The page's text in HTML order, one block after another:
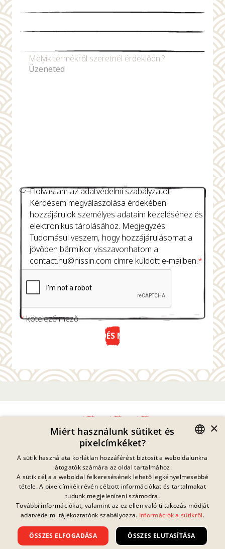
Melyik termékről szeretnél érdeklődni?
Elolvastam az adatvédelmi szabályzatot.
Kérdésem megválaszolása érdekében
hozzájárulok személyes adataim kezeléséhez és
elektronikus tárolásához. Megjegyzés:
Tudomásul veszem, hogy hozzájárulásomat a
jövőben bármikor visszavonhatom a
contact.hu@nissin.com címre küldött e-mailben.*
*kötelező mező
KÜLDÉS MOST
Adatvédelmi Nyilatkozat
Impresszum
Jogi Információk
Kapcsolat
Sütik
GYIK
Letöltések
Visszaélés Bejelentés
Jelenleg nincs
folyamatban lévő
nyereményjáték.
Általános Szerződési Feltételek
GERMAN
FRENCH
DANISH
HUNGARIAN
×
Miért használunk sütiket és
pixelcímkéket?
A sütik használata korlátlan hozzáférést biztosít a weboldalunkra
látogatók számára az oldal tartalmához.
A sütik célja a weboldal felkeresésének lehető legkényelmesebbé
tétele. A pixelcímkék révén célzott információkat és tartalmakat
tudunk megjeleníteni számodra.
További információkat, valamint az ez ellen való tiltakozás módját
adatvédelmi tájékoztatónk szabályozza. Információk a sütikről.
ÖSSZES ELFOGADÁSA ÖSSZES ELUTASÍTÁSA